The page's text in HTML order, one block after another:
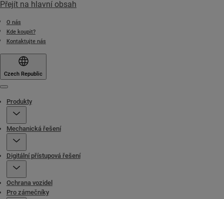
Přejít na hlavní obsah
O nás
Kde koupit?
Kontaktujte nás
Czech Republic
Produkty
Mechanická řešení
Digitální přístupová řešení
Ochrana vozidel
Pro zámečníky